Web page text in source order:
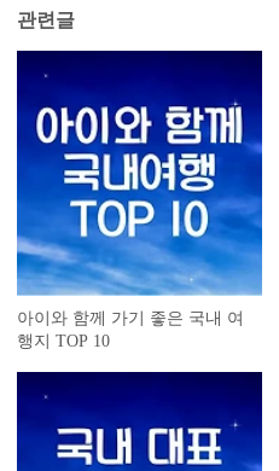
관련글
아이와 함께 가기 좋은 국내 여
행지 TOP 10